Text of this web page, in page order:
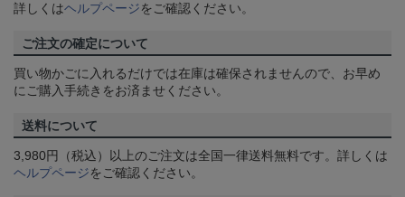
詳しくはヘルプページをご確認ください。
ご注文の確定について
買い物かごに入れるだけでは在庫は確保されませんので、お早め
にご購入手続きをお済ませください。
送料について
3,980円（税込）以上のご注文は全国一律送料無料です。詳しくは
ヘルプページをご確認ください。